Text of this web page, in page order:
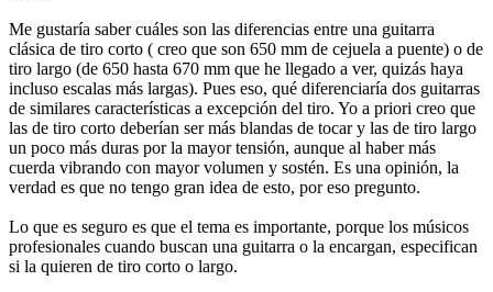
Me gustaría saber cuáles son las diferencias entre una guitarra
clásica de tiro corto ( creo que son 650 mm de cejuela a puente) o de
tiro largo (de 650 hasta 670 mm que he llegado a ver, quizás haya
incluso escalas más largas). Pues eso, qué diferenciaría dos guitarras
de similares características a excepción del tiro. Yo a priori creo que
las de tiro corto deberían ser más blandas de tocar y las de tiro largo
un poco más duras por la mayor tensión, aunque al haber más
cuerda vibrando con mayor volumen y sostén. Es una opinión, la
verdad es que no tengo gran idea de esto, por eso pregunto.
Lo que es seguro es que el tema es importante, porque los músicos
profesionales cuando buscan una guitarra o la encargan, especifican
si la quieren de tiro corto o largo.